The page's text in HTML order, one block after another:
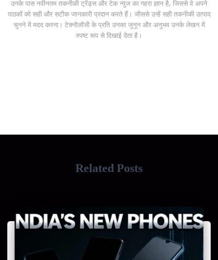
उनके पास नवीनतम तकनीकी ट्रेंड्स और टेक न्युज का गहरा ज्ञान है, जिससे वे अपने
पाठकों को सही और सटीक जानकारी प्रदान करते हैं। जीससे उन्हें सही तकनीकी उत्पाद
चुनने में मदद करना। टेक्नोलॉजी के प्रति उनका जुनून और अनुभव उनके लेखन में
स्पष्ट रूप से दिखाई देता है।
Related Posts